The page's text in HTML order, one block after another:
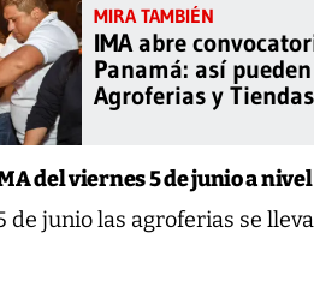
IMA abre
Panamá: así
Agroferias y Tiendas
del viernes 5 de junio a
de junio las agroferias se